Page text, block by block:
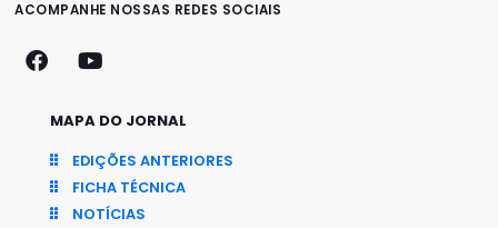
ACOMPANHE NOSSAS REDES SOCIAIS
MAPA DO JORNAL
EDIÇÕES ANTERIORES
FICHA TÉCNICA
NOTÍCIAS